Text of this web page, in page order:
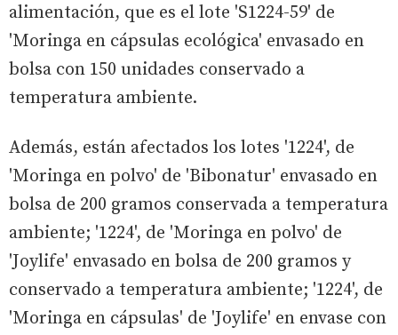
alimentación, que es el lote 'S1224-59' de
'Moringa en cápsulas ecológica' envasado en
bolsa con 150 unidades conservado a
temperatura ambiente.
Además, están afectados los lotes '1224', de
'Moringa en polvo' de 'Bibonatur' envasado en
bolsa de 200 gramos conservada a temperatura
ambiente; '1224', de 'Moringa en polvo' de
'Joylife' envasado en bolsa de 200 gramos y
conservado a temperatura ambiente; '1224', de
'Moringa en cápsulas' de 'Joylife' en envase con